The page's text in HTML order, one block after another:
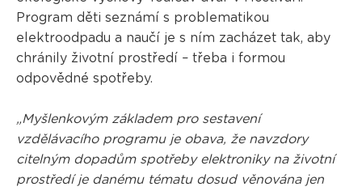
Program děti seznámí s problematikou
elektroodpadu a naučí je s ním zacházet tak, aby
chránily životní prostředí – třeba i formou
odpovědné spotřeby.
„Myšlenkovým základem pro sestavení
vzdělávacího programu je obava, že navzdory
citelným dopadům spotřeby elektroniky na životní
prostředí je danému tématu dosud věnována jen